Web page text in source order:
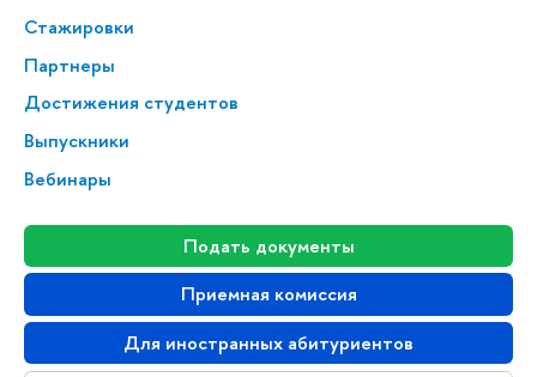
Стажировки
Партнеры
Достижения студентов
Выпускники
Вебинары
Подать документы
Приемная комиссия
Для иностранных абитуриентов